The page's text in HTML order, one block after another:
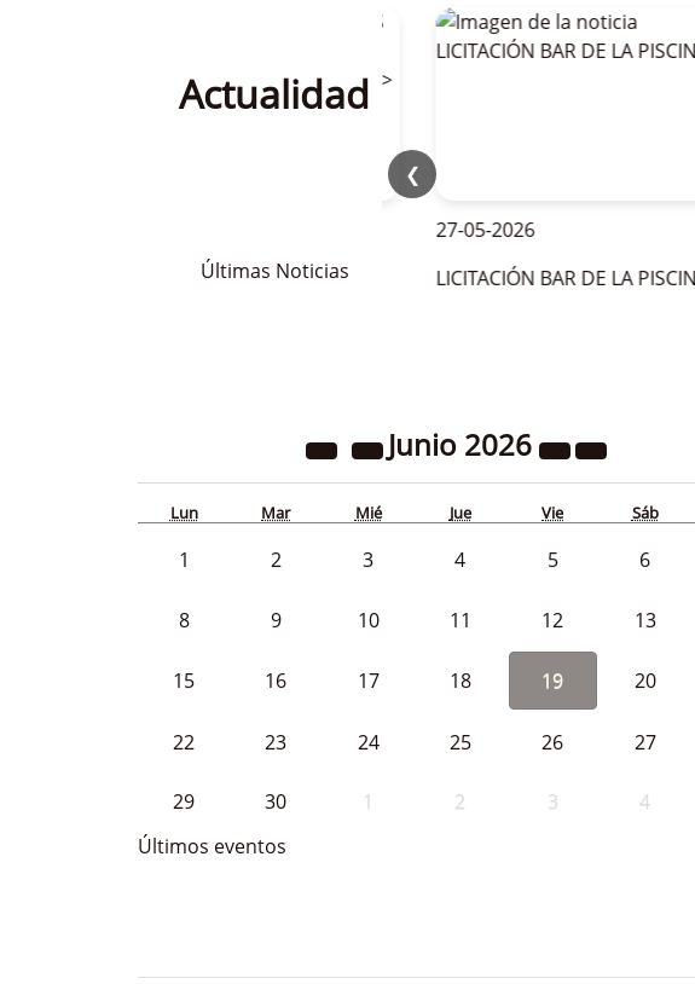
Actualidad
Últimas Noticias
❮
27-05-2026
LICITACIÓN BAR DE LA PISCINA
Junio 2026
Lun Mar Mié Jue Vie Sáb
1 2 3 4 5 6
8 9 10 11 12 13
15 16 17 18 19 20
22 23 24 25 26 27
29 30 1 2 3 4
Últimos eventos